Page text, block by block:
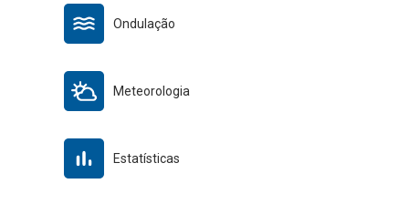
Ondulação
Meteorologia
Estatísticas